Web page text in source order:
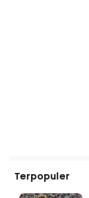
Terpopuler